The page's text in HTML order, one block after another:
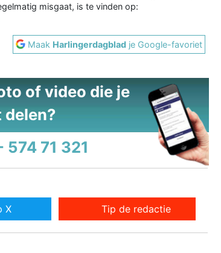
misgaat, is te vinden op:
Maak Harlingerdagblad je Google-favoriet
of video die je
delen?
574 71 321
X Tip de redactie